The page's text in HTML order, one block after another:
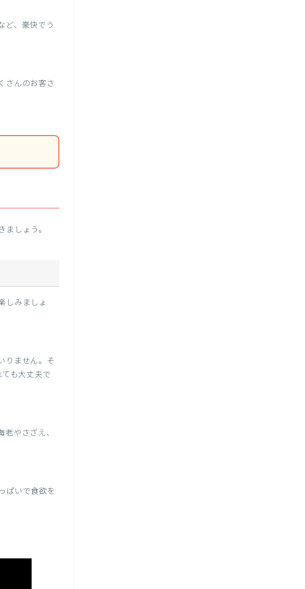
ど、豪快でう
さんのお客さ
しょう。
しみましょ
りません。そ
も大丈夫で
やさざえ、
ぱいで食欲を